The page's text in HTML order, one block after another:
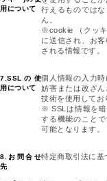
用について
行えるものでは
ん。
※cookie （クッキ
に送信され、お
される情報です。
7.SSLの使
用について
個人情報の入力
妨害または改ざ
技術を使用してお
※ SSLは情報を
する機能のこと
可能となります。
8.お問合せ
先
特定商取引法に基